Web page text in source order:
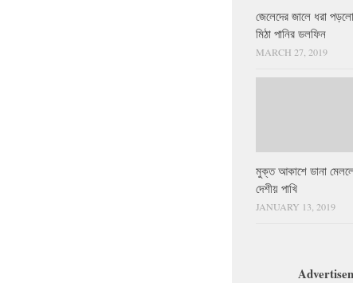
জেলেদের জালে ধরা
মিঠা পানির ডলফিন
MARCH 27, 2019
মুক্ত আকাশে ডানা
দেশীয় পাখি
JANUARY 13, 2019